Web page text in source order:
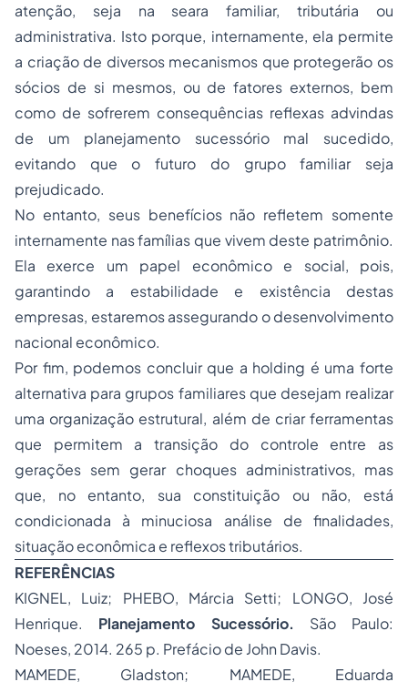
atenção, seja na seara familiar, tributária ou
administrativa. Isto porque, internamente, ela permite
a criação de diversos mecanismos que protegerão os
sócios de si mesmos, ou de fatores externos, bem
como de sofrerem consequências reflexas advindas
de um planejamento sucessório mal sucedido,
evitando que o futuro do grupo familiar seja
prejudicado.
No entanto, seus benefícios não refletem somente
internamente nas famílias que vivem deste patrimônio.
Ela exerce um papel econômico e social, pois,
garantindo a estabilidade e existência destas
empresas, estaremos assegurando o desenvolvimento
nacional econômico.
Por fim, podemos concluir que a holding é uma forte
alternativa para grupos familiares que desejam realizar
uma organização estrutural, além de criar ferramentas
que permitem a transição do controle entre as
gerações sem gerar choques administrativos, mas
que, no entanto, sua constituição ou não, está
condicionada à minuciosa análise de finalidades,
situação econômica e reflexos tributários.
REFERÊNCIAS
KIGNEL, Luiz; PHEBO, Márcia Setti; LONGO, José
Henrique. Planejamento Sucessório. São Paulo:
Noeses, 2014. 265 p. Prefácio de John Davis.
MAMEDE, Gladston; MAMEDE, Eduarda